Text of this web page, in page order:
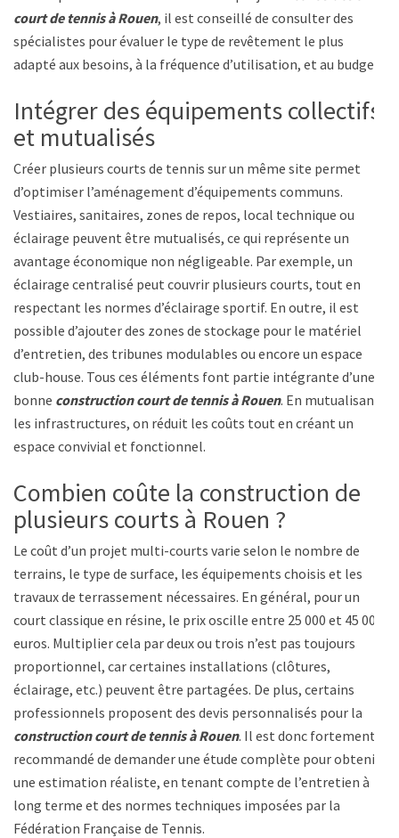
court de tennis à Rouen, il est conseillé de consulter des
spécialistes pour évaluer le type de revêtement le plus
adapté aux besoins, à la fréquence d’utilisation, et au budget.
Intégrer des équipements collectifs
et mutualisés
Créer plusieurs courts de tennis sur un même site permet
d’optimiser l’aménagement d’équipements communs.
Vestiaires, sanitaires, zones de repos, local technique ou
éclairage peuvent être mutualisés, ce qui représente un
avantage économique non négligeable. Par exemple, un
éclairage centralisé peut couvrir plusieurs courts, tout en
respectant les normes d’éclairage sportif. En outre, il est
possible d’ajouter des zones de stockage pour le matériel
d’entretien, des tribunes modulables ou encore un espace
club-house. Tous ces éléments font partie intégrante d’une
bonne construction court de tennis à Rouen. En mutualisant
les infrastructures, on réduit les coûts tout en créant un
espace convivial et fonctionnel.
Combien coûte la construction de
plusieurs courts à Rouen ?
Le coût d’un projet multi-courts varie selon le nombre de
terrains, le type de surface, les équipements choisis et les
travaux de terrassement nécessaires. En général, pour un
court classique en résine, le prix oscille entre 25 000 et 45 000
euros. Multiplier cela par deux ou trois n’est pas toujours
proportionnel, car certaines installations (clôtures,
éclairage, etc.) peuvent être partagées. De plus, certains
professionnels proposent des devis personnalisés pour la
construction court de tennis à Rouen. Il est donc fortement
recommandé de demander une étude complète pour obtenir
une estimation réaliste, en tenant compte de l’entretien à
long terme et des normes techniques imposées par la
Fédération Française de Tennis.